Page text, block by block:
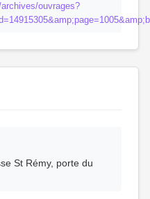
ouvrages?
St Rémy, porte du